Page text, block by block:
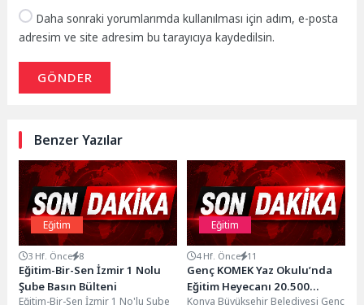
Daha sonraki yorumlarımda kullanılması için adım, e-posta
adresim ve site adresim bu tarayıcıya kaydedilsin.
GÖNDER
Benzer Yazılar
Eğitim
3 Hf. Önce 8
Eğitim-Bir-Sen İzmir 1 Nolu
Şube Basın Bülteni
Eğitim-Bir-Sen İzmir 1 No'lu Şube
Eğitim
4 Hf. Önce 11
Genç KOMEK Yaz Okulu’nda
Eğitim Heyecanı 20.500
Konya Büyükşehir Belediyesi Genç